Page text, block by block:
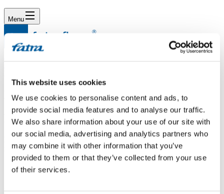
This website uses cookies
We use cookies to personalise content and ads, to
provide social media features and to analyse our traffic.
We also share information about your use of our site with
our social media, advertising and analytics partners who
may combine it with other information that you’ve
provided to them or that they’ve collected from your use
of their services.
Menu
Dotaz 304
Dotaz
Dobrý den.Jaký přípravek na údržbu(vosk) je na thermofix
nejlepší??
Odpověď